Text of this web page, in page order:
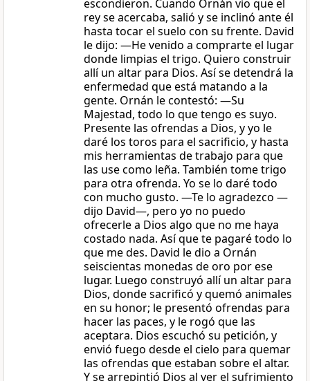
escondieron. Cuando Ornán vio que el
rey se acercaba, salió y se inclinó ante él
hasta tocar el suelo con su frente. David
le dijo: —He venido a comprarte el lugar
donde limpias el trigo. Quiero construir
allí un altar para Dios. Así se detendrá la
enfermedad que está matando a la
gente. Ornán le contestó: —Su
Majestad, todo lo que tengo es suyo.
Presente las ofrendas a Dios, y yo le
daré los toros para el sacrificio, y hasta
mis herramientas de trabajo para que
las use como leña. También tome trigo
para otra ofrenda. Yo se lo daré todo
con mucho gusto. —Te lo agradezco —
dijo David—, pero yo no puedo
ofrecerle a Dios algo que no me haya
costado nada. Así que te pagaré todo lo
que me des. David le dio a Ornán
seiscientas monedas de oro por ese
lugar. Luego construyó allí un altar para
Dios, donde sacrificó y quemó animales
en su honor; le presentó ofrendas para
hacer las paces, y le rogó que las
aceptara. Dios escuchó su petición, y
envió fuego desde el cielo para quemar
las ofrendas que estaban sobre el altar.
Y se arrepintió Dios al ver el sufrimiento